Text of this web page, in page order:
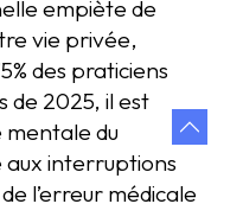
empiète de
vie privée,
des praticiens
de 2025, il est
mentale du
aux interruptions
l’erreur médicale